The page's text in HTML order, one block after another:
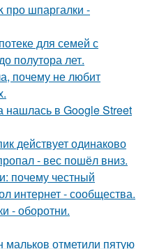
шпаргалки -
для семей с
полутора лет.
почему не любит
нашлась в Google Street
действует одинаково
- вес пошёл вниз.
почему честный
интернет - сообщества.
- оборотни.
отметили пятую